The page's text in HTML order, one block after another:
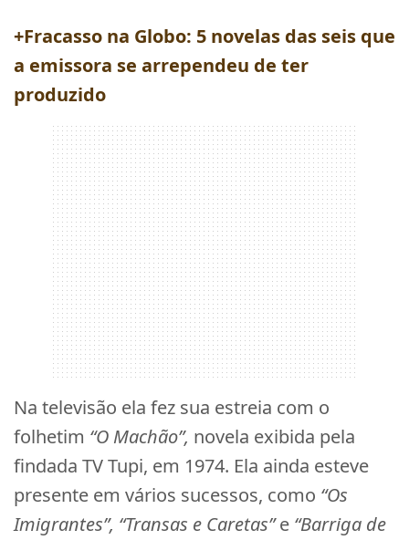
+Fracasso na Globo: 5 novelas das seis que
a emissora se arrependeu de ter
produzido
Na televisão ela fez sua estreia com o
folhetim “O Machão”, novela exibida pela
findada TV Tupi, em 1974. Ela ainda esteve
presente em vários sucessos, como “Os
Imigrantes”, “Transas e Caretas”e “Barriga de